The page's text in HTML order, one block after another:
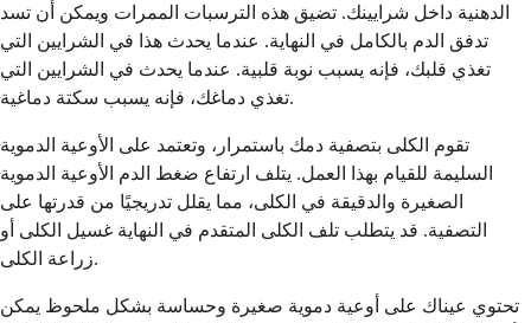
الدهنية داخل شرايينك. تضيق هذه الترسبات الممرات ويمكن أن تسد
تدفق الدم بالكامل في النهاية. عندما يحدث هذا في الشرايين التي
تغذي قلبك، فإنه يسبب نوبة قلبية. عندما يحدث في الشرايين التي
تغذي دماغك، فإنه يسبب سكتة دماغية.
تقوم الكلى بتصفية دمك باستمرار، وتعتمد على الأوعية الدموية
السليمة للقيام بهذا العمل. يتلف ارتفاع ضغط الدم الأوعية الدموية
الصغيرة والدقيقة في الكلى، مما يقلل تدريجيًا من قدرتها على
التصفية. قد يتطلب تلف الكلى المتقدم في النهاية غسيل الكلى أو
زراعة الكلى.
تحتوي عيناك على أوعية دموية صغيرة وحساسة بشكل ملحوظ يمكن